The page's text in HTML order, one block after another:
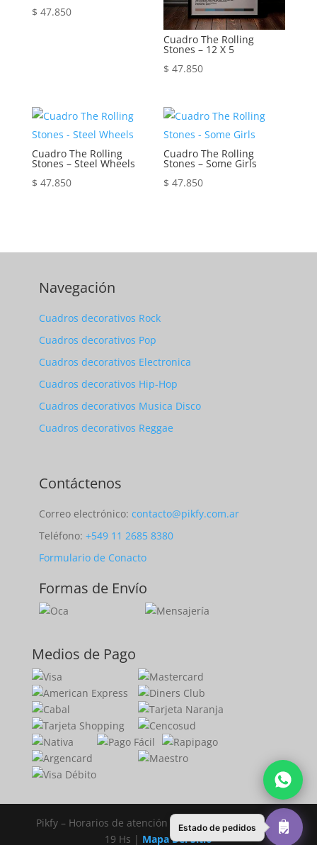
$ 47.850
Cuadro The Rolling
Stones – 12 X 5
$ 47.850
Cuadro The Rolling
Stones – Steel Wheels
$ 47.850
Cuadro The Rolling
Stones – Some Girls
$ 47.850
Navegación
Cuadros decorativos Rock
Cuadros decorativos Pop
Cuadros decorativos Electronica
Cuadros decorativos Hip-Hop
Cuadros decorativos Musica Disco
Cuadros decorativos Reggae
Contáctenos
Correo electrónico: contacto@pikfy.com.ar
Teléfono: +549 11 2685 8380
Formulario de Conacto
Formas de Envío
Medios de Pago
Pikfy – Horarios de atención lunes a viernes de 11 a
19 Hs | Mapa Del Sitio
Estado de pedidos